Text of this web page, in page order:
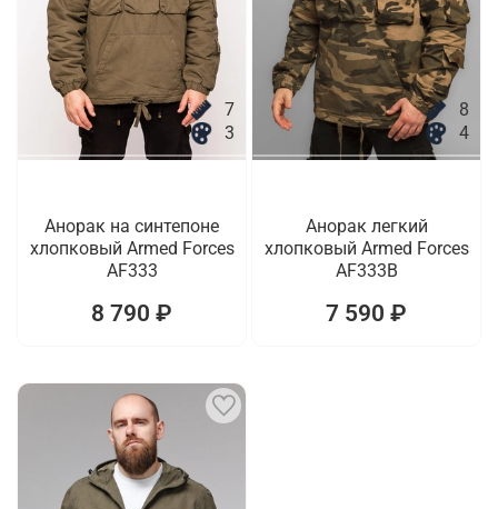
7
3
Анорак на синтепоне
хлопковый Armed Forces
AF333
8 790 ₽
8
4
Анорак легкий
хлопковый Armed Forces
AF333B
7 590 ₽